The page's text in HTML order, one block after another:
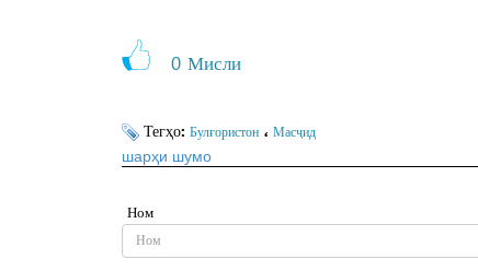
0 Мисли
Тегҳо: Булғористон ، Масҷид
шарҳи шумо
Ном